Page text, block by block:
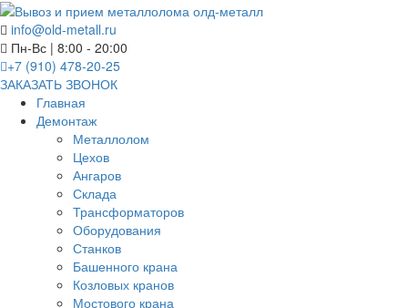
info@old-metall.ru
Пн-Вс | 8:00 - 20:00
+7 (910) 478-20-25
ЗАКАЗАТЬ ЗВОНОК
Главная
Демонтаж
Металлолом
Цехов
Ангаров
Склада
Трансформаторов
Оборудования
Станков
Башенного крана
Козловых кранов
Мостового крана